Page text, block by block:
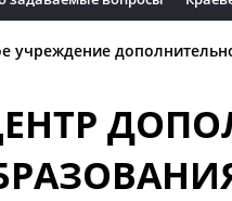
учреждение